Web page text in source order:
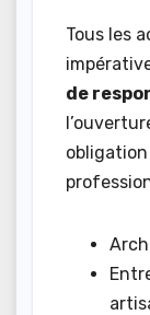
Tous les
de
obligation